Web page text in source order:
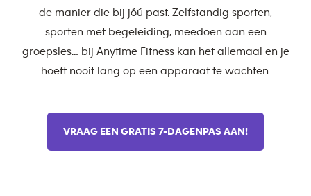
de manier die bij jóú past. Zelfstandig sporten,
sporten met begeleiding, meedoen aan een
groepsles… bij Anytime Fitness kan het allemaal en je
hoeft nooit lang op een apparaat te wachten.
VRAAG EEN GRATIS 7-DAGENPAS AAN!